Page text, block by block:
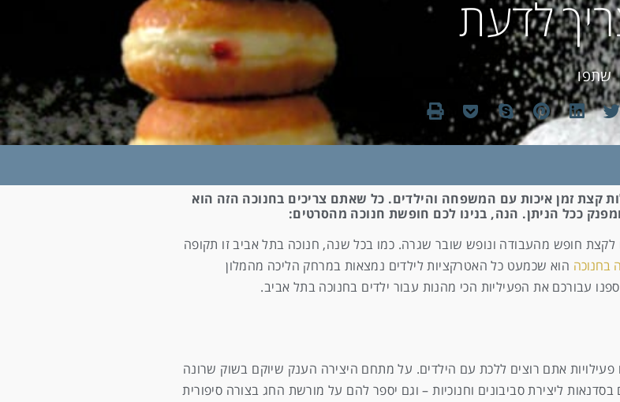
לדעת
שתפו
קצת זמן איכות עם המשפחה והילדים. כל שאתם צריכים בחנוכה הזה הוא
ככל הניתן. הנה, בנינו לכם חופשת חנוכה מהסרטים:
חופש מהעבודה ונופש שובר שגרה. כמו בכל שנה, חנוכה בתל אביב זו תקופה
בחנוכה הוא שכמעט כל האטרקציות לילדים נמצאות במרחק הליכה מהמלון
עבורכם את הפעיליות הכי מהנות עבור ילדים בחנוכה בתל אביב.
אתם רוצים ללכת עם הילדים. על מתחם היצירה הענק שיוקם בשוק שרונה
ליצירת סביבונים וחנוכיות – וגם יספר להם על מורשת החג בצורה סיפורית